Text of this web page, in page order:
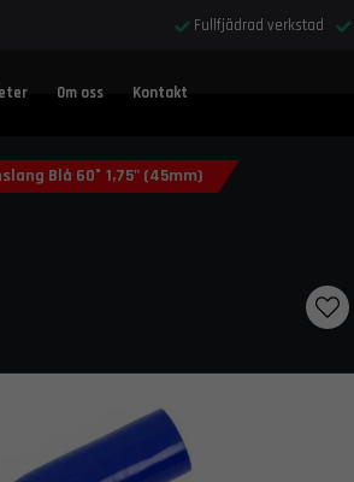
Fullfjädrad verkstad
Om oss Kontakt
Blå 60° 1,75" (45mm)